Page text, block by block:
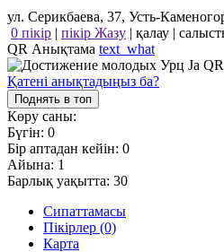
ул. Серикбаева, 37, Усть-
0 пікір | пікір Жазу | қалау |
QR Анықтама text_what
Қатені анықтадыңыз ба?
Поднять в топ
Көру саны:
Бүгін: 0
Бір аптадан кейін: 0
Айына: 1
Барлық уақытта: 30
Сипаттамасы
Пікірлер (0)
Карта